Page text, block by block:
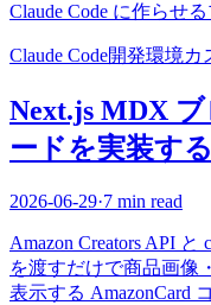
Claude Code に作らせ
Claude Code開発環境カ
Next.js MDX
ードを実装する
2026-06-29·7 min read
Amazon Creators API と
を渡すだけで商品画像
表示する AmazonCard